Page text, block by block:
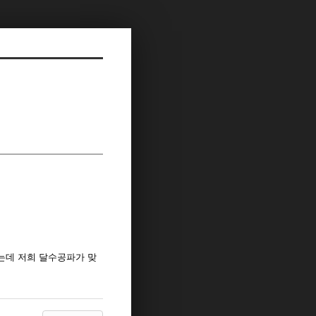
데 저희 달수공파가 맞